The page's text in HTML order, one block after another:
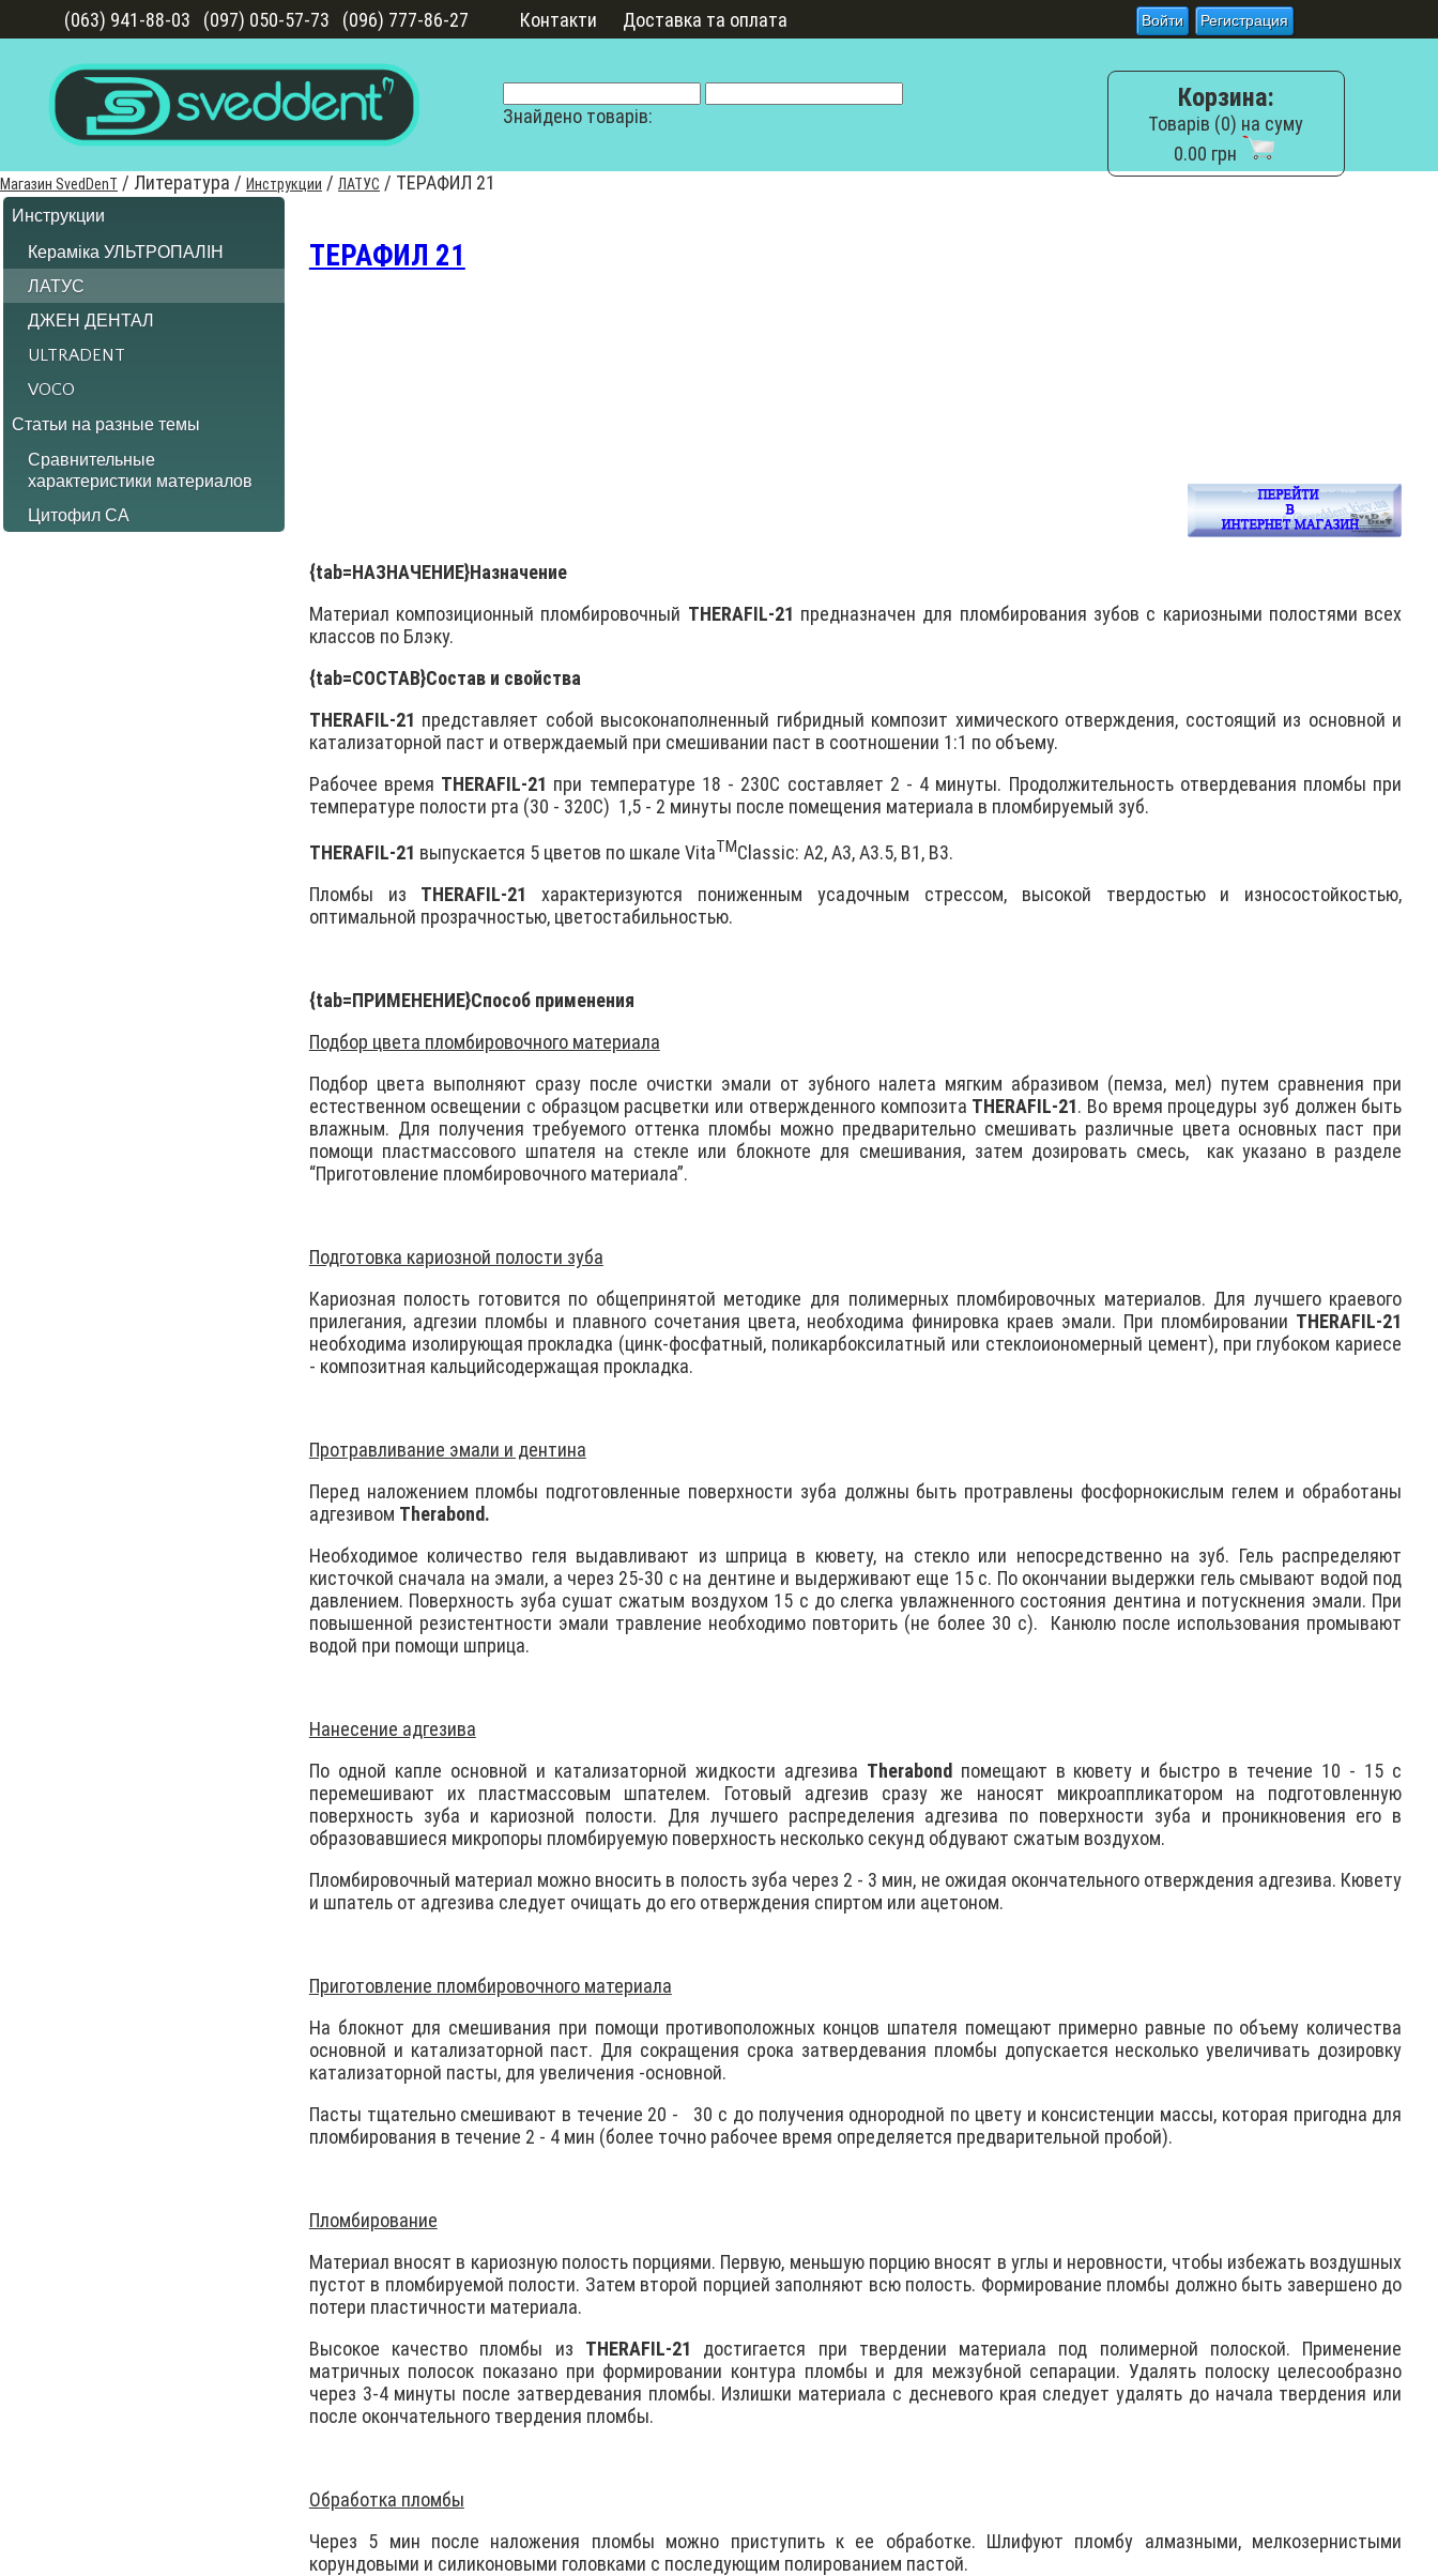
Войти Регистрация
(063) 941-88-03 (097) 050-57-73 (096) 777-86-27 Контакти Доставка та оплата
Знайдено товарів:
Корзина:
Товарів (0) на суму
0.00 грн
Магазин SvedDenT / Литература / Инструкции / ЛАТУС / ТЕРАФИЛ 21
Инструкции
Кераміка УЛЬТРОПАЛІН
ЛАТУС
ДЖЕН ДЕНТАЛ
ULTRADENT
VOCO
Статьи на разные темы
Сравнительные
характеристики материалов
Цитофил СА
ТЕРАФИЛ 21
{tab=НАЗНАЧЕНИЕ}Назначение
Материал композиционный пломбировочный ТHERAFIL-21 предназначен для пломбирования зубов с кариозными полостями всех
классов по Блэку.
{tab=СОСТАВ}Состав и свойства
ТHERAFIL-21 представляет собой высоконаполненный гибридный композит химического отверждения, состоящий из основной и
катализаторной паст и отвеpждаемый при смешивании паст в соотношении 1:1 по объему.
Рабочее время ТHERAFIL-21 при температуре 18 - 230С составляет 2 - 4 минуты. Продолжительность отвердевания пломбы при
температуре полости рта (30 - 320С) 1,5 - 2 минуты после помещения материала в пломбируемый зуб.
ТHERAFIL-21 выпускается 5 цветов по шкале VitaTMClassic: A2, А3, A3.5, B1, В3.
Пломбы из ТHERAFIL-21
хаpактеpизуются пониженным усадочным стрессом, высокой твердостью и износостойкостью,
оптимальной прозрачностью, цветостабильностью.
{tab=ПРИМЕНЕНИЕ}Способ применения
Подбор цвета пломбировочного материала
Подбор цвета выполняют сразу после очистки эмали от зубного налета мягким абразивом (пемза, мел) путем сравнения при
естественном освещении с образцом расцветки или отвержденного композита ТHERAFIL-21. Во время процедуры зуб должен быть
влажным. Для получения требуемого оттенка пломбы можно предварительно смешивать различные цвета основных паст при
помощи пластмассового шпателя на стекле или блокноте для смешивания, затем дозировать смесь,
как указано в разделе
“Приготовление пломбировочного материала”.
Подготовка кариозной полости зуба
Кариозная полость готовится по общепринятой методике для полимерных пломбировочных материалов. Для лучшего краевого
прилегания, адгезии пломбы и плавного сочетания цвета, необходима финиpовка краев эмали. При пломбировании ТHERAFIL-21
необходима изолирующая прокладка (цинк-фосфатный, поликаpбоксилатный или стеклоиономеpный цемент), при глубоком кариесе
- композитная кальцийсодержащая прокладка.
Протравливание эмали и дентина
Перед наложением пломбы подготовленные поверхности зуба должны быть пpотpавлены фосфорнокислым гелем и обработаны
адгезивом Therabond.
Необходимое количество геля выдавливают из шприца в кювету, на стекло или непосредственно на зуб. Гель распределяют
кисточкой сначала на эмали, а через 25-30 с на дентине и выдерживают еще 15 с. По окончании выдержки гель смывают водой под
давлением. Поверхность зуба сушат сжатым воздухом 15 с до слегка увлажненного состояния дентина и потускнения эмали. При
повышенной резистентности эмали травление необходимо повторить (не более 30 с).
Канюлю после использования промывают
водой при помощи шприца.
Нанесение адгезива
По одной капле основной и катализаторной жидкости адгезива Therabondпомещают в кювету и быстро в течение 10 - 15 с
перемешивают их пластмассовым шпателем. Готовый адгезив сразу же наносят микроаппликатором на подготовленную
поверхность зуба и кариозной полости. Для лучшего pаспpеделения адгезива по поверхности зуба и проникновения его в
образовавшиеся микpопоpы пломбируемую поверхность несколько секунд обдувают сжатым воздухом.
Пломбировочный материал можно вносить в полость зуба через 2 - 3 мин, не ожидая окончательного отверждения адгезива. Кювету
и шпатель от адгезива следует очищать до его отверждения спиртом или ацетоном.
Приготовление пломбировочного материала
На блокнот для смешивания при помощи противоположных концов шпателя помещают пpимеpно равные по объему количества
основной и катализаторной паст. Для сокращения срока затвердевания пломбы допускается несколько увеличивать дозировку
катализаторной пасты, для увеличения -основной.
Пасты тщательно смешивают в течение 20 -
30 с до получения однородной по цвету и консистенции массы, которая пригодна для
пломбирования в течение 2 - 4 мин (более точно рабочее время определяется предварительной пробой).
Пломбирование
Материал вносят в кариозную полость порциями. Первую, меньшую порцию вносят в углы и неровности, чтобы избежать воздушных
пустот в пломбируемой полости. Затем второй порцией заполняют всю полость. Формирование пломбы должно быть завершено до
потери пластичности материала.
Высокое качество пломбы из ТHERAFIL-21 достигается при твердении материала под полимерной полоской. Применение
матричных полосок показано при формировании контура пломбы и для межзубной сепарации. Удалять полоску целесообразно
через 3-4 минуты после затвердевания пломбы. Излишки материала с десневого края следует удалять до начала твердения или
после окончательного твердения пломбы.
Обработка пломбы
Через 5 мин после наложения пломбы можно приступить к ее обработке. Шлифуют пломбу алмазными, мелкозернистыми
корундовыми и силиконовыми головками с последующим полированием пастой.